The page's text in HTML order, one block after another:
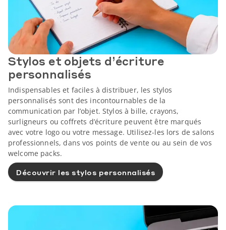
Stylos et objets d’écriture
personnalisés
Indispensables et faciles à distribuer, les stylos
personnalisés sont des incontournables de la
communication par l’objet. Stylos à bille, crayons,
surligneurs ou coffrets d’écriture peuvent être marqués
avec votre logo ou votre message. Utilisez-les lors de salons
professionnels, dans vos points de vente ou au sein de vos
welcome packs.
Découvrir les stylos personnalisés